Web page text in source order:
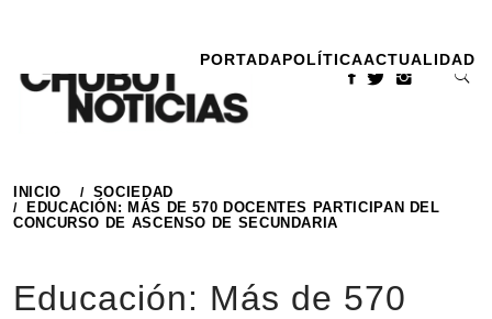
contenido
PORTADAPOLÍTICAACTUALIDAD
INICIO
SOCIEDAD
EDUCACIÓN: MÁS DE 570 DOCENTES PARTICIPAN DEL
CONCURSO DE ASCENSO DE SECUNDARIA
Educación: Más de 570